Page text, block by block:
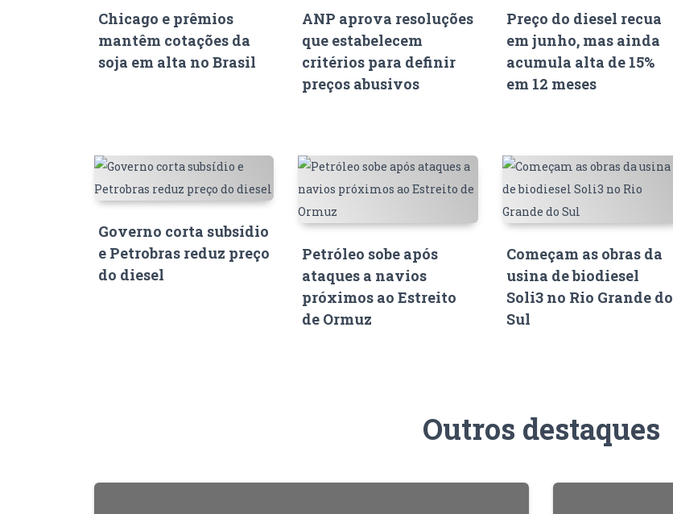
Chicago e prêmios
mantêm cotações da
soja em alta no Brasil
ANP aprova resoluções
que estabelecem
critérios para definir
preços abusivos
Preço do diesel recua
em junho, mas ainda
acumula alta de 15%
em 12 meses
Governo corta subsídio
e Petrobras reduz preço
do diesel
Petróleo sobe após
ataques a navios
próximos ao Estreito
de Ormuz
Começam as obras da
usina de biodiesel
Soli3 no Rio Grande do
Sul
Outros destaques